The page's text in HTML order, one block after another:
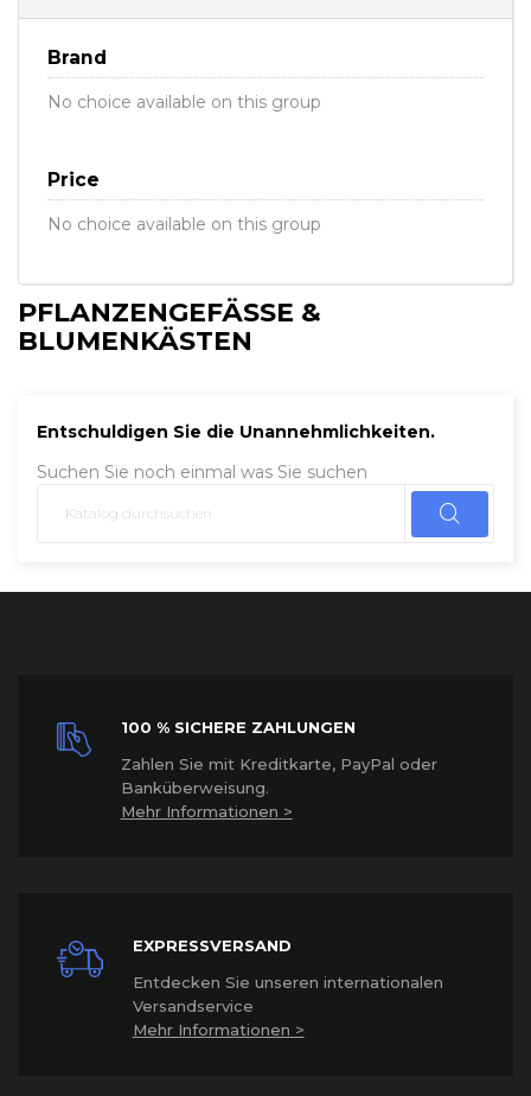
Brand
No choice available on this group
Price
No choice available on this group
PFLANZENGEFÄSSE & B
LUMENKÄSTEN
Entschuldigen Sie die Unannehmlichkeiten.
Suchen Sie noch einmal was Sie suchen
100 % SICHERE ZAHLUNGEN
Zahlen Sie mit Kreditkarte, PayPal oder
Banküberweisung.
Mehr Informationen >
EXPRESSVERSAND
Entdecken Sie unseren internationalen
Versandservice
Mehr Informationen >